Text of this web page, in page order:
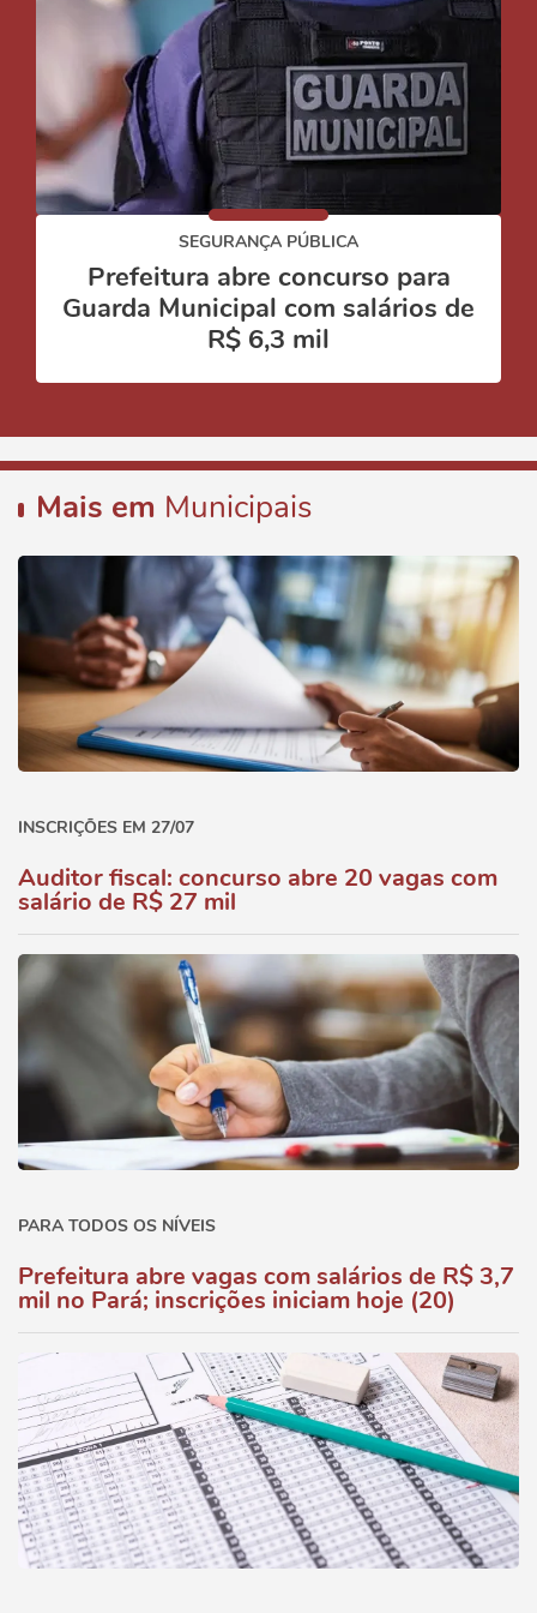
SEGURANÇA PÚBLICA
Prefeitura abre concurso para
Guarda Municipal com salários de
R$ 6,3 mil
Mais em Municipais
INSCRIÇÕES EM 27/07
Auditor fiscal: concurso abre 20 vagas com
salário de R$ 27 mil
PARA TODOS OS NÍVEIS
Prefeitura abre vagas com salários de R$ 3,7
mil no Pará; inscrições iniciam hoje (20)